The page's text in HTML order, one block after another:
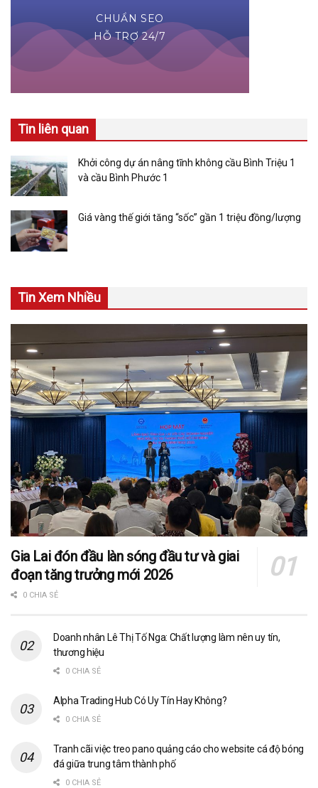
Tin liên quan
Khởi công dự án nâng tĩnh không cầu Bình Triệu 1
và cầu Bình Phước 1
Giá vàng thế giới tăng “sốc” gần 1 triệu đồng/lượng
Tin Xem Nhiều
Gia Lai đón đầu làn sóng đầu tư và giai
đoạn tăng trưởng mới 2026
0 CHIA SẺ
Doanh nhân Lê Thị Tố Nga: Chất lượng làm nên uy tín,
thương hiệu
0 CHIA SẺ
Alpha Trading Hub Có Uy Tín Hay Không?
0 CHIA SẺ
Tranh cãi việc treo pano quảng cáo cho website cá độ bóng
đá giữa trung tâm thành phố
0 CHIA SẺ